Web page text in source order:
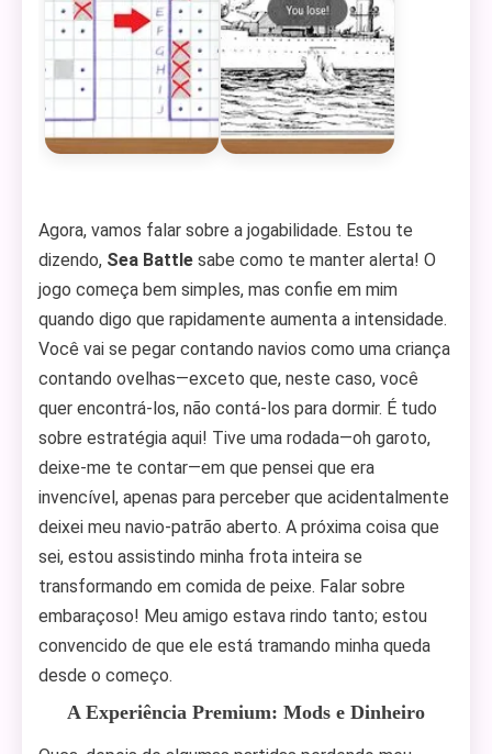
Agora, vamos falar sobre a jogabilidade. Estou te
dizendo, Sea Battle sabe como te manter alerta! O
jogo começa bem simples, mas confie em mim
quando digo que rapidamente aumenta a intensidade.
Você vai se pegar contando navios como uma criança
contando ovelhas—exceto que, neste caso, você
quer encontrá-los, não contá-los para dormir. É tudo
sobre estratégia aqui! Tive uma rodada—oh garoto,
deixe-me te contar—em que pensei que era
invencível, apenas para perceber que acidentalmente
deixei meu navio-patrão aberto. A próxima coisa que
sei, estou assistindo minha frota inteira se
transformando em comida de peixe. Falar sobre
embaraçoso! Meu amigo estava rindo tanto; estou
convencido de que ele está tramando minha queda
desde o começo.
A Experiência Premium: Mods e Dinheiro